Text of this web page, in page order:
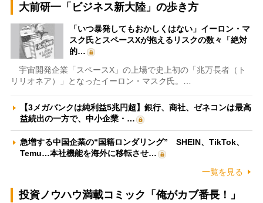
大前研一「ビジネス新大陸」の歩き方
「いつ暴発してもおかしくはない」イーロン・マ
スク氏とスペースXが抱えるリスクの数々「絶対
的…
宇宙開発企業「スペースX」の上場で史上初の「兆万長者（ト
リリオネア）」となったイーロン・マスク氏。…
【3メガバンクは純利益5兆円超】銀行、商社、ゼネコンは最高
益続出の一方で、中小企業・…
急増する中国企業の“国籍ロンダリング” SHEIN、TikTok、
Temu…本社機能を海外に移転させ…
一覧を見る
投資ノウハウ満載コミック「俺がカブ番長！」